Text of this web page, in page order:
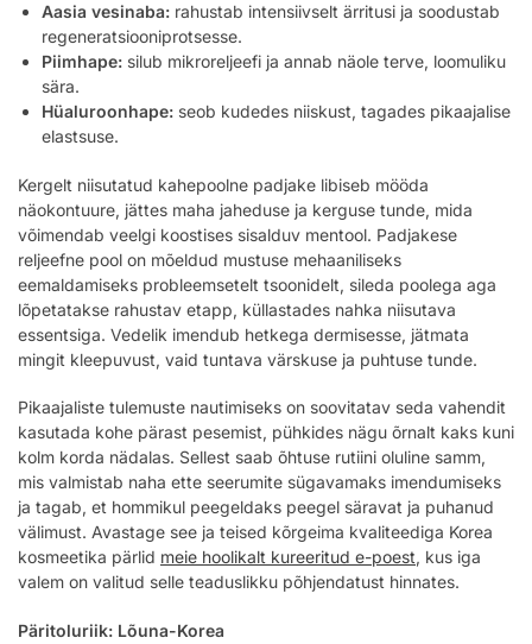
Aasia vesinaba: rahustab intensiivselt ärritusi ja soodustab
regeneratsiooniprotsesse.
Piimhape: silub mikroreljeefi ja annab näole terve, loomuliku
sära.
Hüaluroonhape: seob kudedes niiskust, tagades pikaajalise
elastsuse.
Kergelt niisutatud kahepoolne padjake libiseb mööda
näokontuure, jättes maha jaheduse ja kerguse tunde, mida
võimendab veelgi koostises sisalduv mentool. Padjakese
reljeefne pool on mõeldud mustuse mehaaniliseks
eemaldamiseks probleemsetelt tsoonidelt, sileda poolega aga
lõpetatakse rahustav etapp, küllastades nahka niisutava
essentsiga. Vedelik imendub hetkega dermisesse, jätmata
mingit kleepuvust, vaid tuntava värskuse ja puhtuse tunde.
Pikaajaliste tulemuste nautimiseks on soovitatav seda vahendit
kasutada kohe pärast pesemist, pühkides nägu õrnalt kaks kuni
kolm korda nädalas. Sellest saab õhtuse rutiini oluline samm,
mis valmistab naha ette seerumite sügavamaks imendumiseks
ja tagab, et hommikul peegeldaks peegel säravat ja puhanud
välimust. Avastage see ja teised kõrgeima kvaliteediga Korea
kosmeetika pärlid meie hoolikalt kureeritud e-poest, kus iga
valem on valitud selle teaduslikku põhjendatust hinnates.
Päritoluriik: Lõuna-Korea